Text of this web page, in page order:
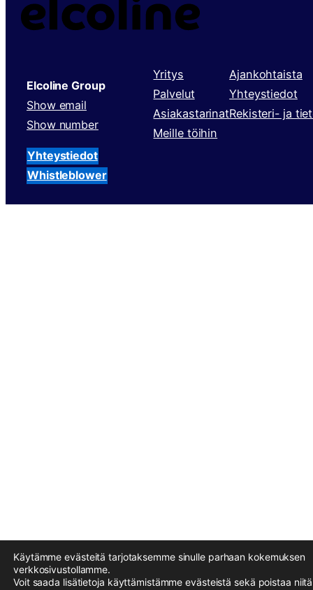
Elcoline Group
Show email
Show number
Yhteystiedot
Whistleblower
Yritys
Palvelut
Asiakastarinat
Meille töihin
Ajankohtaista
Yhteystiedot
Rekisteri- ja
Käytämme evästeitä tarjotaksemme sinulle parhaan kokemuksen
verkkosivustollamme.
Voit saada lisätietoja käyttämistämme evästeistä sekä poistaa